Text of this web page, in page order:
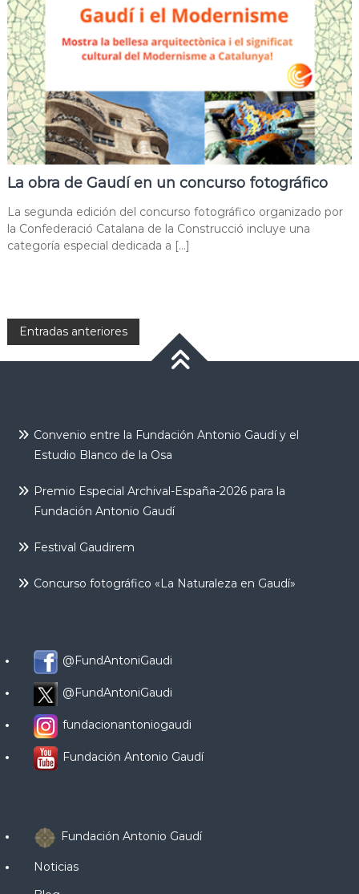
La obra de Gaudí en un concurso fotográfico
La segunda edición del concurso fotográfico organizado por
la Confederació Catalana de la Construcció incluye una
categoría especial dedicada a […]
Entradas anteriores
Convenio entre la Fundación Antonio Gaudí y el
Estudio Blanco de la Osa
Premio Especial Archival-España-2026 para la
Fundación Antonio Gaudí
Festival Gaudirem
Concurso fotográfico «La Naturaleza en Gaudí»
@FundAntoniGaudi
@FundAntoniGaudi
fundacionantoniogaudi
Fundación Antonio Gaudí
Fundación Antonio Gaudí
Noticias